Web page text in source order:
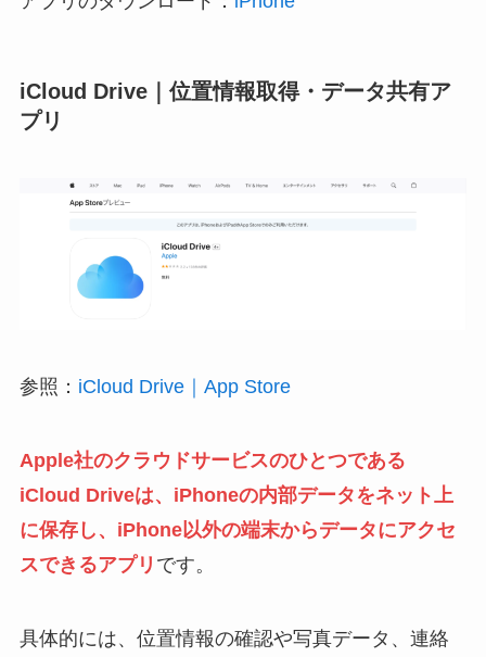
iCloud Drive｜位置情報取得・データ共有ア
プリ
参照： iCloud Drive｜App Store
Apple社のクラウドサービスのひとつである
iCloud Driveは、iPhoneの内部データをネット上
に保存し、iPhone以外の端末からデータにアクセ
スできるアプリ です。
具体的には、位置情報の確認や写真データ、連絡